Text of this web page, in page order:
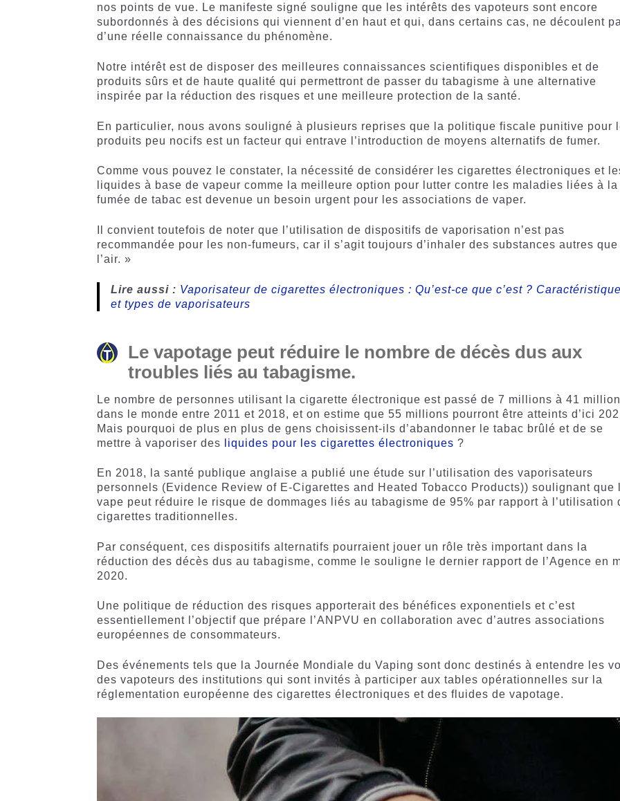
nos points de vue. Le manifeste signé souligne que les intérêts des vapoteurs sont encore
subordonnés à des décisions qui viennent d’en haut et qui, dans certains cas, ne découlent
d’une réelle connaissance du phénomène.
Notre intérêt est de disposer des meilleures connaissances scientifiques disponibles et de
produits sûrs et de haute qualité qui permettront de passer du tabagisme à une alternative
inspirée par la réduction des risques et une meilleure protection de la santé.
En particulier, nous avons souligné à plusieurs reprises que la politique fiscale punitive pour
produits peu nocifs est un facteur qui entrave l’introduction de moyens alternatifs de fumer.
Comme vous pouvez le constater, la nécessité de considérer les cigarettes électroniques et
liquides à base de vapeur comme la meilleure option pour lutter contre les maladies liées à la
fumée de tabac est devenue un besoin urgent pour les associations de vaper.
Il convient toutefois de noter que l’utilisation de dispositifs de vaporisation n’est pas
recommandée pour les non-fumeurs, car il s’agit toujours d’inhaler des substances autres que
l’air. »
Lire aussi : Vaporisateur de cigarettes électroniques : Qu’est-ce que c’est ?
et types de vaporisateurs
Le vapotage peut réduire le nombre de décès dus aux
troubles liés au tabagisme.
Le nombre de personnes utilisant la cigarette électronique est passé de 7 millions à 41
dans le monde entre 2011 et 2018, et on estime que 55 millions pourront être atteints d’ici
Mais pourquoi de plus en plus de gens choisissent-ils d’abandonner le tabac brûlé et de se
mettre à vaporiser des
liquides pour les cigarettes électroniques ?
En 2018, la santé publique anglaise a publié une étude sur l’utilisation des vaporisateurs
personnels (Evidence Review of E-Cigarettes and Heated Tobacco Products)) soulignant que
vape peut réduire le risque de dommages liés au tabagisme de 95% par rapport à l’utilisation
cigarettes traditionnelles.
Par conséquent, ces dispositifs alternatifs pourraient jouer un rôle très important dans la
réduction des décès dus au tabagisme, comme le souligne le dernier rapport de l’Agence en
2020.
Une politique de réduction des risques apporterait des bénéfices exponentiels et c’est
essentiellement l’objectif que prépare l’ANPVU en collaboration avec d’autres associations
européennes de consommateurs.
Des événements tels que la Journée Mondiale du Vaping sont donc destinés à entendre les
des vapoteurs des institutions qui sont invités à participer aux tables opérationnelles sur la
réglementation européenne des cigarettes électroniques et des fluides de vapotage.